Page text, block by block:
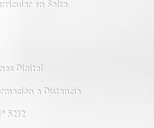
en Salta
Digital
a Distancia
5212